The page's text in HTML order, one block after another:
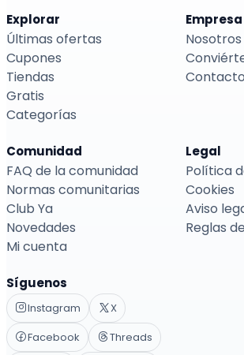
Explorar
Últimas ofertas
Cupones
Tiendas
Gratis
Categorías
Empresa
Nosotros
Contacto
Comunidad
FAQ de la comunidad
Normas comunitarias
Club Ya
Novedades
Mi cuenta
Legal
Política
Cookies
Aviso
Reglas
Síguenos
Instagram
X
Facebook
Threads